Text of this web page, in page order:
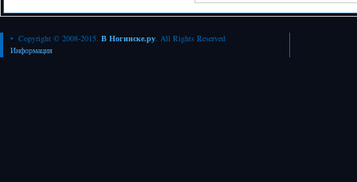
• Copyright © 2008-2015. В Ногинске.ру. All Rights Reserved
Информация